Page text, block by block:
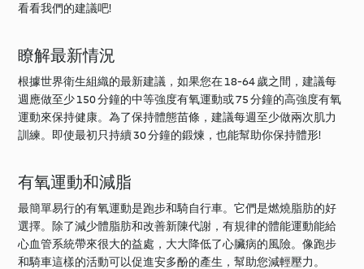
看看我們的建議吧!
瞭解最新情況
根據世界衛生組織的最新建議，如果您在 18-64 歲之間，建議每
週應做至少 150 分鐘的中等強度有氧運動或 75 分鐘的高強度有氧
運動來保持健康。為了保持體態苗條，建議每週至少做兩次肌力
訓練。即使最初只持續 30 分鐘的鍛煉，也能幫助你保持體形!
有氧運動和減脂
最簡單易行的有氧運動是跑步和騎自行車。它們是燃燒脂肪的好
選擇。除了減少體脂肪和改善新陳代謝，有規律的體能運動能給
心血管系統帶來很大的益處，大大降低了心臟病的風險。像跑步
和騎車這樣的活動可以促進安多酚的產生，幫助您減輕壓力。